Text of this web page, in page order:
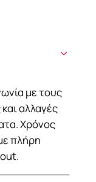
με τους
αλλαγές
Χρόνος
πλήρη